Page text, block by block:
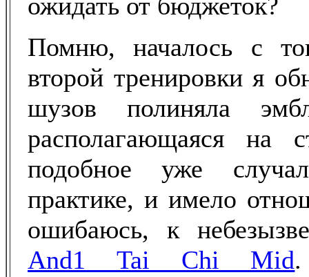
Помню, началось с
второй тренировки я
шузов полиняла
располагающаяся на
подобное уже
практике, и имело
ошибаюсь, к
And1 Tai Chi Mid